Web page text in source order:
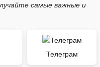
самые важные и
Телеграм